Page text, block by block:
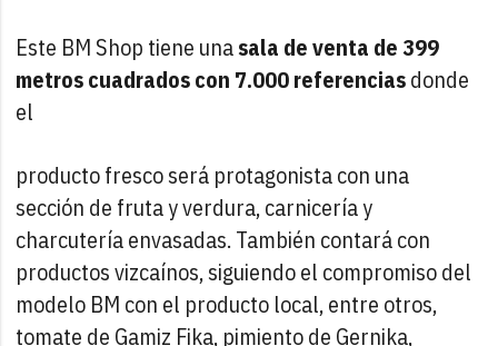
Este BM Shop tiene unasala de venta de 399
metros cuadrados con 7.000 referenciasdonde
el
producto fresco será protagonista con una
sección de fruta y verdura, carnicería y
charcutería envasadas. También contará con
productos vizcaínos, siguiendo el compromiso del
modelo BM con el producto local, entre otros,
tomate de Gamiz Fika, pimiento de Gernika,